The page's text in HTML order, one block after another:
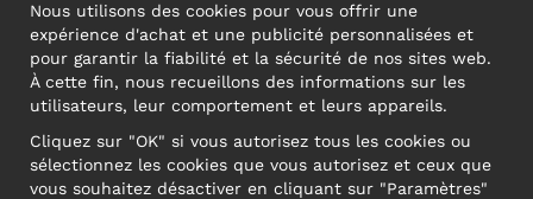
ADRESSE PROFESSIONNELLE
Narva mnt 5, EE-10117 Tallinn
Reg: 12356245
Nous utilisons des cookies pour vous offrir une
expérience d'achat et une publicité personnalisées et
pour garantir la fiabilité et la sécurité de nos sites web.
À cette fin, nous recueillons des informations sur les
utilisateurs, leur comportement et leurs appareils.
Cliquez sur "OK" si vous autorisez tous les cookies ou
sélectionnez les cookies que vous autorisez et ceux que
vous souhaitez désactiver en cliquant sur "Paramètres"